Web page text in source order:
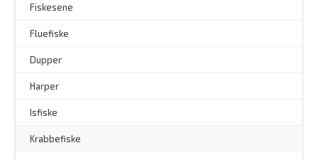
Fiskesene
Fluefiske
Dupper
Harper
Isfiske
Krabbefiske